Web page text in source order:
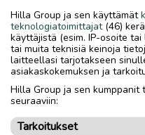
Maisemasaunan isot
että revontulien
3. Savusaunassa
ytimessä.
Saunamaailman
suomalaisen
perintö.
Hilla Group ja sen käyttämät
teknologiatoimittajat(46)
käyttäjistä (esim. IP-osoite
tai muita teknisiä keinoja
laitteellasi tarjotakseen
asiakaskokemuksen ja
Hilla Group ja sen kumppanit
seuraaviin:
Tarkoitukset